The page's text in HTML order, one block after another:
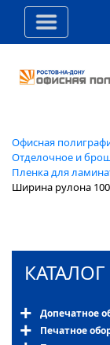
Офисная
Отделочное и
Пленка для
Ширина рулона
КАТАЛОГ
Допечатное
Печатное